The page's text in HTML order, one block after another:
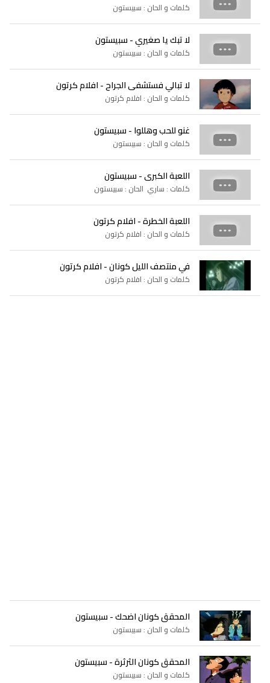
كلمات و الحان : سبيستون
لا تبك يا صغيري - سبيستون
كلمات و الحان : سبيستون
لا تبالي فستشفى الجراح - افلام كرتون
كلمات و الحان : افلام كرتون
غنو للحب وهللوا - سبيستون
كلمات و الحان : سبيستون
اللعبة الكبرى - سبيستون
كلمات : ساري الحان : سبيستون
اللعبة الخطرة - افلام كرتون
كلمات و الحان : افلام كرتون
في منتصف الليل كونان - افلام كرتون
كلمات و الحان : افلام كرتون
المحقق كونان اضحك - سبيستون
كلمات و الحان : سبيستون
المحقق كونان الثرثرة - سبيستون
كلمات و الحان : سبيستون